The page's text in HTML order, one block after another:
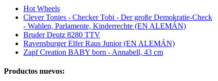
Hot Wheels
Clever Tonies - Checker Tobi - Der große Demokratie-Check
- Wahlen, Parlamente, Kinderrechte (EN ALEMÁN)
Bruder Deutz 8280 TTV
Ravensburger Elfer Raus Junior (EN ALEMÁN)
Zapf Creation BABY born - Annabell, 43 cm
Productos nuevos: